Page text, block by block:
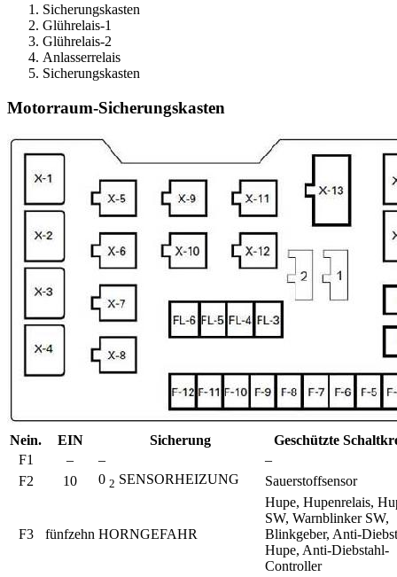
Sicherungskasten
Glührelais-1
Glührelais-2
Anlasserrelais
Sicherungskasten
Motorraum-Sicherungskasten
Nein. EIN Sicherung
Geschützte
F1
– –
–
F2
10 0 2 SENSORHEIZUNG Sauerstoffsensor
F3 fünfzehn HORNGEFAHR
Hupe, Hupenrelais,
SW, Warnblinker SW,
Blinkgeber, Anti-
Hupe, Anti-Diebstahl-
Controller